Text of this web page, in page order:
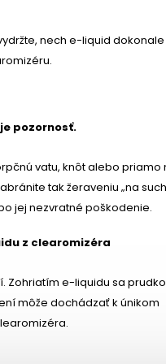
nech e-liquid dokonale
pozornosť.
vatu, knôt alebo priamo
tak žeraveniu „na
jej nezvratné poškodenie.
z clearomizéra
Zohriatím e-liquidu sa prudko
môže dochádzať k únikom